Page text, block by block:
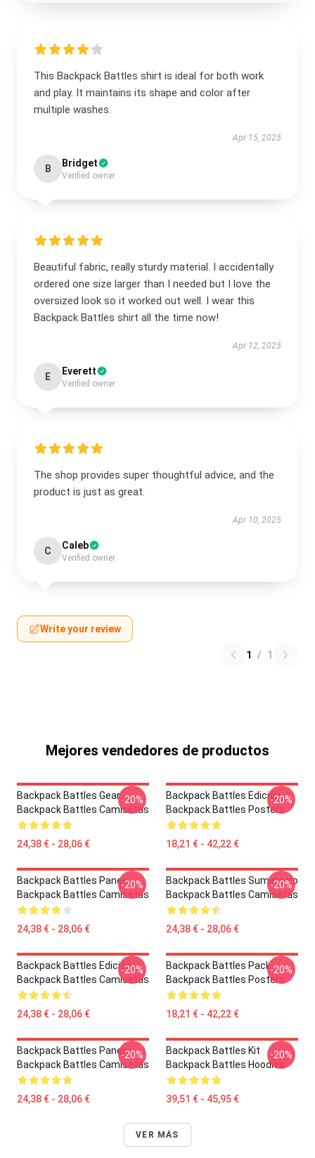
This Backpack Battles shirt is ideal for both work
and play. It maintains its shape and color after
multiple washes.
Apr 15, 2025
B Bridget
Verified owner
Beautiful fabric, really sturdy material. I accidentally
ordered one size larger than I needed but I love the
oversized look so it worked out well. I wear this
Backpack Battles shirt all the time now!
Apr 12, 2025
E Everett
Verified owner
The shop provides super thoughtful advice, and the
product is just as great.
Apr 10, 2025
C Caleb
Verified owner
Write your review
1 / 1
Mejores vendedores de productos
Backpack Battles Gear
Backpack Battles Camisetas
24,38 € - 28,06 €
-20%
Backpack Battles Edición
Backpack Battles Posters
18,21 € - 42,22 €
-20%
Backpack Battles Panes
Backpack Battles Camisetas
24,38 € - 28,06 €
-20%
Backpack Battles Suministro
Backpack Battles Camisetas
24,38 € - 28,06 €
-20%
Backpack Battles Edición
Backpack Battles Camisetas
24,38 € - 28,06 €
-20%
Backpack Battles Pack
Backpack Battles Posters
18,21 € - 42,22 €
-20%
Backpack Battles Panes
Backpack Battles Camisetas
24,38 € - 28,06 €
-20%
Backpack Battles Kit
Backpack Battles Hoodies
39,51 € - 45,95 €
-20%
VER MÁS